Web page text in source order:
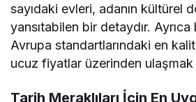
sayıdaki evleri, adanın kültürel
yansıtabilen bir detaydır.
Avrupa standartlarındaki en
ucuz fiyatlar üzerinden ulaşmak
Tarih Meraklıları İçin En